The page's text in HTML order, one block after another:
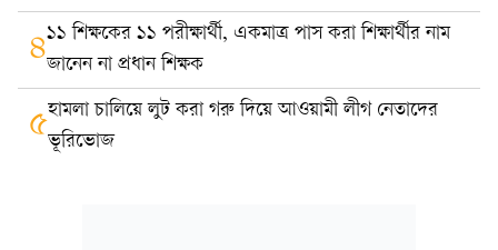
৪১১ শিক্ষকের ১১ পরীক্ষার্থী, একমাত্র পাস করা শিক্ষার্থীর নাম
জানেন না প্রধান শিক্ষক
৫হামলা চালিয়ে লুট করা গরু দিয়ে আওয়ামী লীগ নেতাদের
ভূরিভোজ